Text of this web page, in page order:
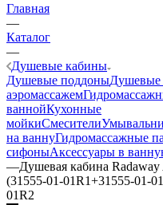
Главная
—
Каталог
—
Душевые кабины
Душевые поддоныДушевые
аэромассажем
ваннойКухонные
мойкиСмесители
на ваннуГидромассажные
сифоныАксессуары в
—Душевая кабина
(31555-01-01R1+31555-01-
01R2